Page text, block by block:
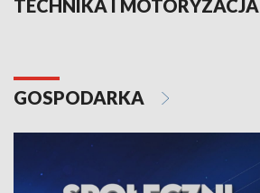
TECHNIKA I MOTORYZACJA
GOSPODARKA